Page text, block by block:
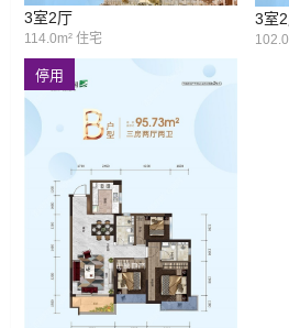
3室2厅
114.0m² 住宅
3室
停用